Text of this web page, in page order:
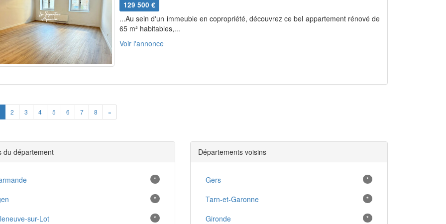
129 500 €
...Au sein d'un immeuble en copropriété, découvrez ce bel appartement rénové de
65 m² habitables,...
Voir l'annonce
2 3 4 5 6 7 8 »
du département
*
*
sur-Lot *
Départements voisins
Gers *
Tarn-et-Garonne *
Gironde *